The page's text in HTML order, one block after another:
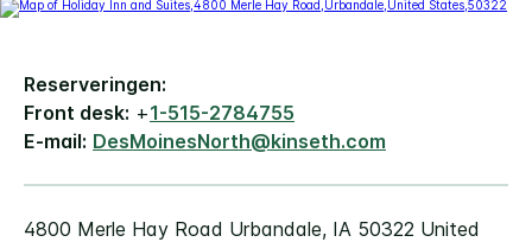
Reserveringen:
Front desk: +1-515-2784755
E-mail: DesMoinesNorth@kinseth.com
4800 Merle Hay Road Urbandale, IA 50322 United